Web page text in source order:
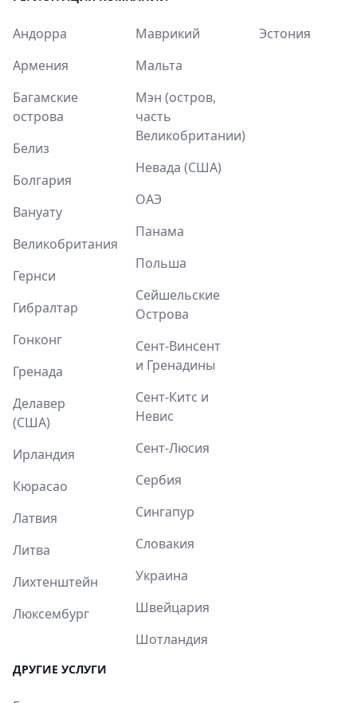
Андорра
Армения
Багамские
острова
Белиз
Болгария
Вануату
Великобритания
Гернси
Гибралтар
Гонконг
Гренада
Делавер
(США)
Ирландия
Кюрасао
Латвия
Литва
Лихтенштейн
Люксембург
Маврикий
Мальта
Мэн (остров,
часть
Великобритании)
Невада (США)
ОАЭ
Панама
Польша
Сейшельские
Острова
Сент-Винсент
и Гренадины
Сент-Китс и
Невис
Сент-Люсия
Сербия
Сингапур
Словакия
Украина
Швейцария
Шотландия
Эстония
ДРУГИЕ УСЛУГИ